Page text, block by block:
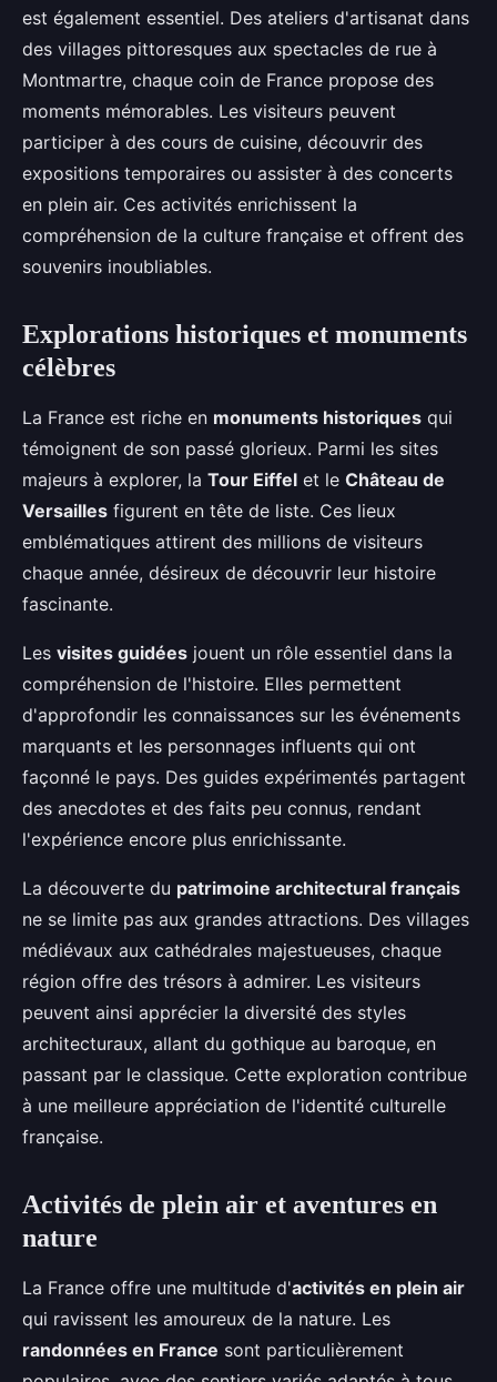
est également essentiel. Des ateliers d'artisanat dans
des villages pittoresques aux spectacles de rue à
Montmartre, chaque coin de France propose des
moments mémorables. Les visiteurs peuvent
participer à des cours de cuisine, découvrir des
expositions temporaires ou assister à des concerts
en plein air. Ces activités enrichissent la
compréhension de la culture française et offrent des
souvenirs inoubliables.
Explorations historiques et monuments
célèbres
La France est riche en monuments historiques qui
témoignent de son passé glorieux. Parmi les sites
majeurs à explorer, la Tour Eiffel et le Château de
Versailles figurent en tête de liste. Ces lieux
emblématiques attirent des millions de visiteurs
chaque année, désireux de découvrir leur histoire
fascinante.
Les visites guidées jouent un rôle essentiel dans la
compréhension de l'histoire. Elles permettent
d'approfondir les connaissances sur les événements
marquants et les personnages influents qui ont
façonné le pays. Des guides expérimentés partagent
des anecdotes et des faits peu connus, rendant
l'expérience encore plus enrichissante.
La découverte du patrimoine architectural français
ne se limite pas aux grandes attractions. Des villages
médiévaux aux cathédrales majestueuses, chaque
région offre des trésors à admirer. Les visiteurs
peuvent ainsi apprécier la diversité des styles
architecturaux, allant du gothique au baroque, en
passant par le classique. Cette exploration contribue
à une meilleure appréciation de l'identité culturelle
française.
Activités de plein air et aventures en
nature
La France offre une multitude d'activités en plein air
qui ravissent les amoureux de la nature. Les
randonnées en France sont particulièrement